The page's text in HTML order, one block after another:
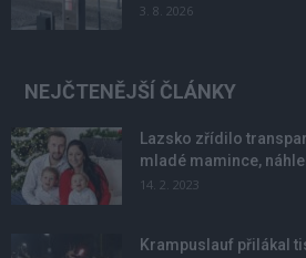
3. 8. 2026
NEJČTENĚJŠÍ ČLÁNKY
Lazsko zřídilo
mladé mamince,
14. 2. 2023
Krampuslauf přilákal